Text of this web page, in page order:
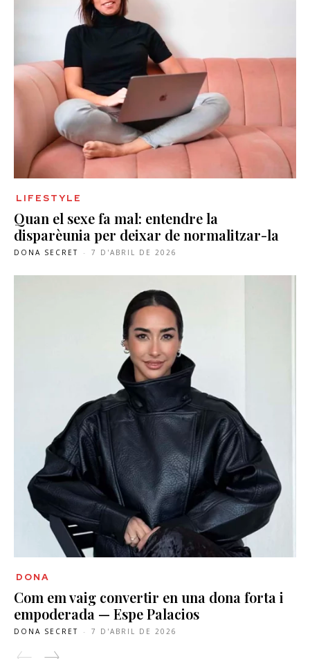
LIFESTYLE
Quan el sexe fa mal: entendre la
disparèunia per deixar de normalitzar-la
DONA SECRET - 7 D'ABRIL DE 2026
DONA
Com em vaig convertir en una dona forta i
empoderada — Espe Palacios
DONA SECRET - 7 D'ABRIL DE 2026